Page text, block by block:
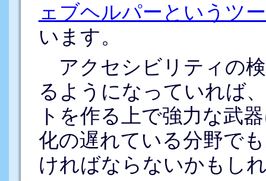
ェブヘルパーというツ
います。
アクセシビリティの
るようになっていれば
トを作る上で強力な武
化の遅れている分野で
ければならないかもし